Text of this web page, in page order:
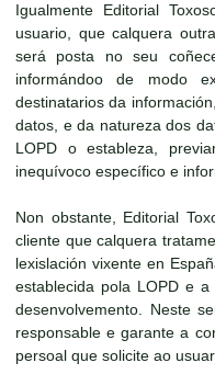
Igualmente Editorial
usuario, que calquera
será posta no seu
informándoo de modo
destinatarios da
datos, e da natureza dos
LOPD o estableza,
inequívoco específico e
Non obstante, Editorial
cliente que calquera
lexislación vixente en
establecida pola LOPD e
desenvolvemento. Neste
responsable e garante a
persoal que solicite ao